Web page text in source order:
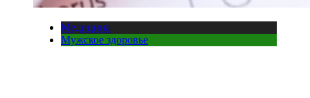
Медицина
Мужское здоровье